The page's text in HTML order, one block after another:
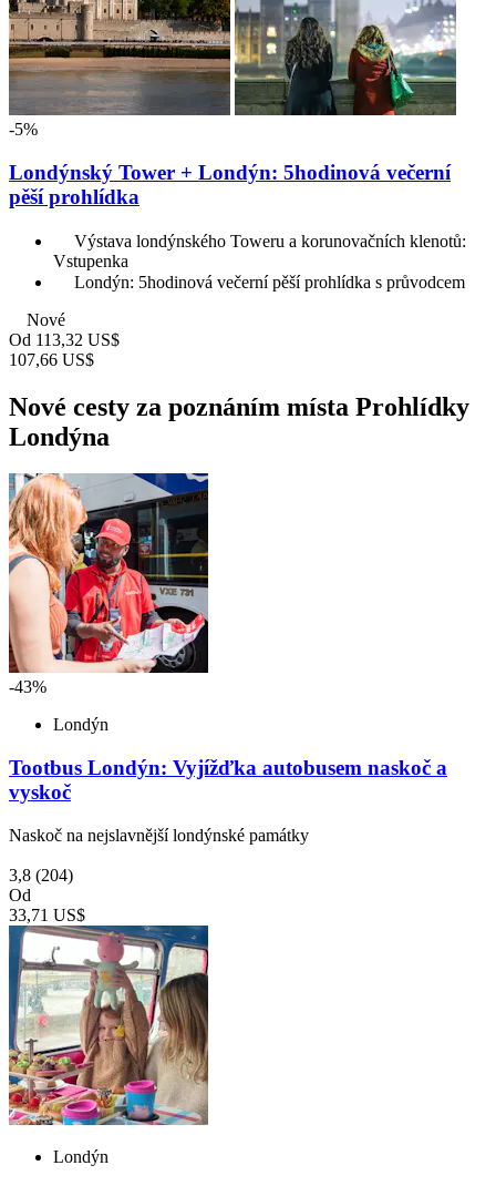
-5%
Londýnský Tower + Londýn: 5hodinová večerní
pěší prohlídka
Výstava londýnského Toweru a korunovačních klenotů:
Vstupenka
Londýn: 5hodinová večerní pěší prohlídka s průvodcem
Nové
Od 113,32 US$
107,66 US$
Nové cesty za poznáním místa Prohlídky
Londýna
-43%
Londýn
Tootbus Londýn: Vyjížďka autobusem naskoč a
vyskoč
Naskoč na nejslavnější londýnské památky
3,8 (204)
Od
33,71 US$
Londýn